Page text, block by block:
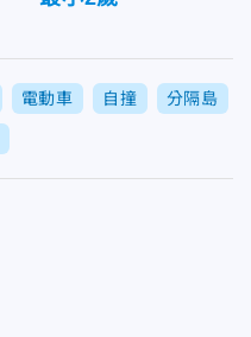
電動車 自撞 分隔島